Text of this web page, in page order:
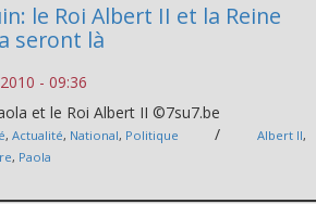
le Roi Albert II et la Reine
seront là
- 09:36
et le Roi Albert II ©7su7.be
,Actualité, National, Politique / Albert II,
, Paola